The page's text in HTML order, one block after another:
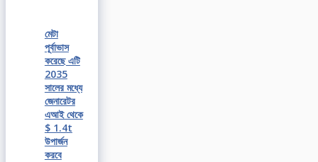
মেটা
পূর্বাভাস
করেছে এটি
2035
সালের মধ্যে
জেনারেটর
এআই থেকে
$ 1.4t
উপার্জন
করবে